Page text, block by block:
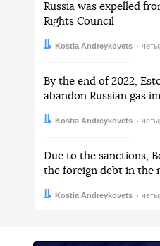
Russia was expelled
Rights Council
Автор:
Kostia Andreykovets
Дата:
By the end of 2022,
abandon Russian gas
Автор:
Kostia Andreykovets
Дата:
Due to the sanctions,
the foreign debt in the
Автор:
Kostia Andreykovets
Дата: